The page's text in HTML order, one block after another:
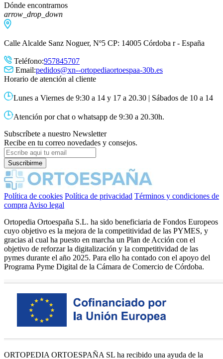
Dónde encontrarnos
arrow_drop_down
Calle Alcalde Sanz Noguer, Nº5 CP: 14005 Córdoba r - España
Teléfono:957845707
Email:pedidos@xn--ortopediaortoespaa-30b.es
Horario de atención al cliente
Lunes a Viernes de 9:30 a 14 y 17 a 20.30 | Sábados de 10 a 14
Atención por chat o whatsapp de 9:30 a 20.30h.
Subscríbete a nuestro Newsletter
Recibe en tu correo novedades y consejos.
Política de cookies Política de privacidad Términos y condiciones de
compra Aviso legal
Ortopedia Ortoespaña S.L. ha sido beneficiaria de Fondos Europeos
cuyo objetivo es la mejora de la competitividad de las PYMES, y
gracias al cual ha puesto en marcha un Plan de Acción con el
objetivo de reforzar la digitalización y la competitividad de las
pymes durante el año 2025. Para ello ha contado con el apoyo del
Programa Pyme Digital de la Cámara de Comercio de Córdoba.
ORTOPEDIA ORTOESPAÑA SL ha recibido una ayuda de la